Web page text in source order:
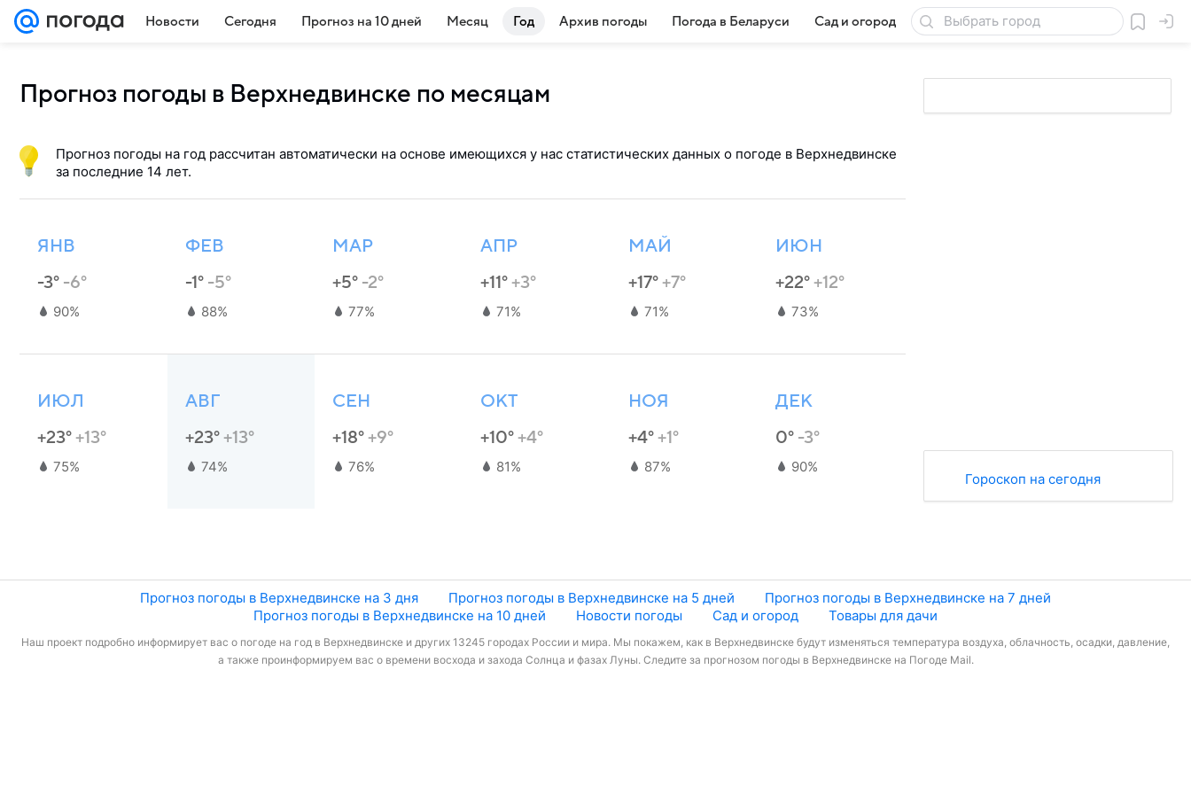
Новости Сегодня Прогноз на 10 дней Месяц Год Архив погоды Погода в Беларуси Сад и огород Товары для дачи
Прогноз погоды в Верхнедвинске по месяцам
Гороскоп на сегодня
Прогноз погоды на год рассчитан автоматически на основе имеющихся у нас статистических данных о погоде в Верхнедвинске
за последние 14 лет.
ЯНВ
-3° -6°
90%
ФЕВ
-1° -5°
88%
МАР
+5° -2°
77%
АПР
+11°+3°
71%
МАЙ
+17°+7°
71%
ИЮН
+22°+12°
73%
ИЮЛ
+23°+13°
75%
АВГ
+23°+13°
74%
СЕН
+18°+9°
76%
ОКТ
+10°+4°
81%
НОЯ
+4°+1°
87%
ДЕК
0° -3°
90%
Прогноз погоды в Верхнедвинске на 3 дня Прогноз погоды в Верхнедвинске на 5 дней
Прогноз погоды в Верхнедвинске на 7 дней
Прогноз погоды в Верхнедвинске на 10 дней
Новости погоды Сад и огород Товары для дачи
Наш проект подробно информирует вас о погоде на год в Верхнедвинске и других 13245 городах России и мира. Мы покажем, как в Верхнедвинске будут изменяться температура воздуха, облачность, осадки, давление,
а также проинформируем вас о времени восхода и захода Солнца и фазах Луны. Следите за прогнозом погоды в Верхнедвинске на Погоде Mail.